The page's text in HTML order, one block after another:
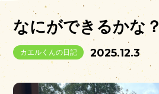
楽しむ
ご予約の前に
なにができるかな？
カエルくんの日記 2025.12.3